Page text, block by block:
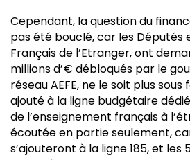
Cependant, la question du
pas été bouclé, car les Députés
Français de l’Etranger, ont
millions d’€ débloqués par le
réseau AEFE, ne le soit plus
ajouté à la ligne budgétaire
de l’enseignement français à
écoutée en partie seulement,
s’ajouteront à la ligne 185, et les